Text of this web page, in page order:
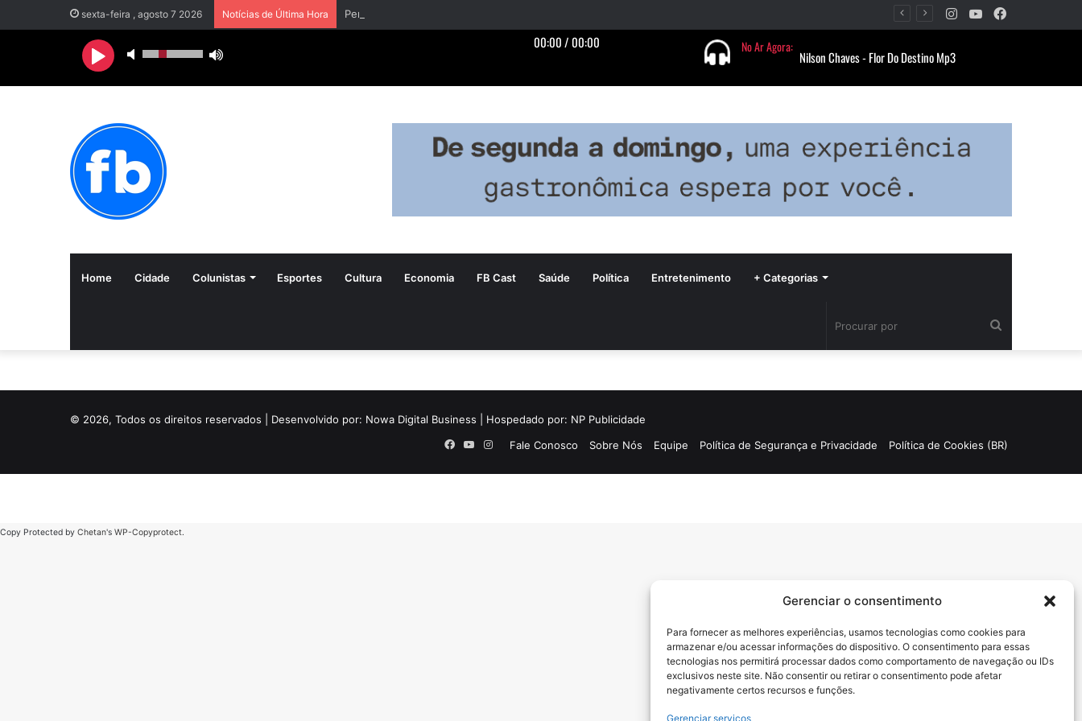
Gerenciar o consentimento
Para fornecer as melhores experiências, usamos tecnologias como cookies para
armazenar e/ou acessar informações do dispositivo. O consentimento para essas
tecnologias nos permitirá processar dados como comportamento de navegação ou IDs
exclusivos neste site. Não consentir ou retirar o consentimento pode afetar
negativamente certos recursos e funções.
Gerenciar serviços
sexta-feira , agosto 7 2026 Notícias de Última Hora YouTube
Instagram
Home Cidade Colunistas Esportes Cultura Economia FB Cast Saúde Política Entretenimento + Categorias
© 2026, Todos os direitos reservados | Desenvolvido por: Nowa Digital Business | Hospedado por: NP Publicidade
Fale Conosco
Sobre Nós Equipe Política de Segurança e Privacidade Política de Cookies (BR)
Facebook
YouTube
Instagram
Copy Protected by Chetan's WP-Copyprotect.